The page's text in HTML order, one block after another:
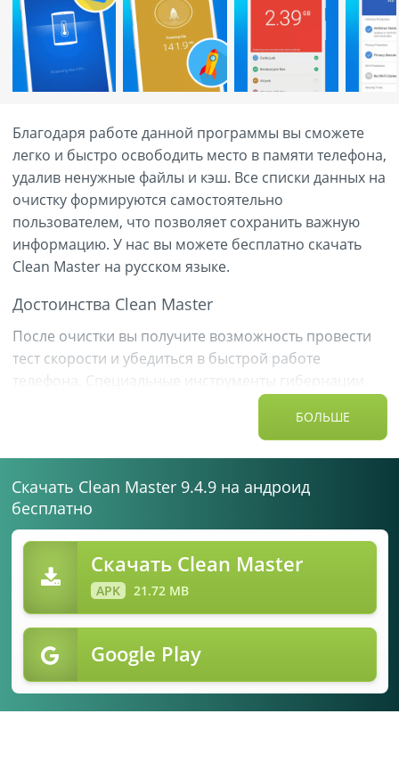
Благодаря работе данной программы вы сможете
легко и быстро освободить место в памяти телефона,
удалив ненужные файлы и кэш. Все списки данных на
очистку формируются самостоятельно
пользователем, что позволяет сохранить важную
информацию. У нас вы можете бесплатно скачать
Clean Master на русском языке.
Достоинства Clean Master
После очистки вы получите возможность провести
тест скорости и убедиться в быстрой работе
телефона. Специальные инструменты гибернации
продлевают срок службы аккумулятора, а особая
антивирусная защита обеспечивает блокировку
Clean Master сохраняет конфиденциальность личных
данных благодаря возможности заблокировать
необходимую информацию или приложения с
помощью графического ключа или пин-кода. Также
вы сможете управлять установленными играми и
уменьшать время их загрузки для более
комфортного пользования. Все важные сообщения о
необходимости очистки памяти или оптимизации
появляются на экране в виде уведомлений, в
БОЛЬШЕ
Скачать Clean Master 9.4.9 на андроид
бесплатно
Скачать Clean Master
APK 21.72 MB
Google Play